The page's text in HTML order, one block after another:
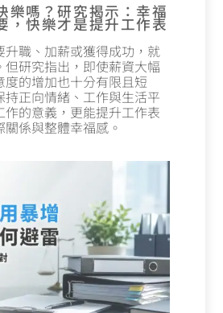
樂嗎？研究揭示：幸福
，快樂才是提升工作表
升職、加薪或獲得成功，就
但研究指出，即使薪資大幅
度的增加也十分有限且短
持正向情緒、工作與生活平
作的意義，更能提升工作表
係與整體幸福感。